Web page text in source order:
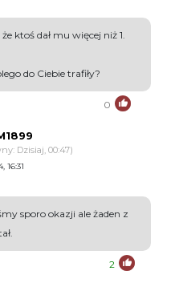
ktoś dał mu więcej niż 1.
do Ciebie trafiły?
0
Dzisiaj, 00:47)
16:31
sporo okazji ale żaden z
2